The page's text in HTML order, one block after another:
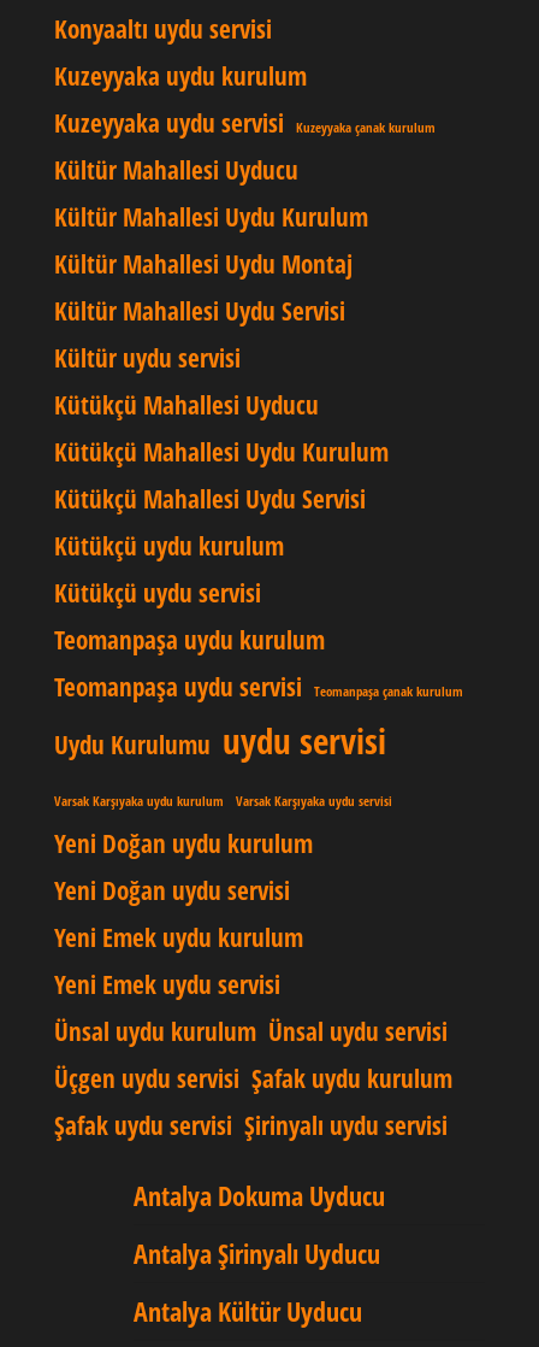
Konyaaltı uydu servisi
Kuzeyyaka uydu kurulum
Kuzeyyaka uydu servisi
Kuzeyyaka çanak kurulum
Kültür Mahallesi Uyducu
Kültür Mahallesi Uydu Kurulum
Kültür Mahallesi Uydu Montaj
Kültür Mahallesi Uydu Servisi
Kültür uydu servisi
Kütükçü Mahallesi Uyducu
Kütükçü Mahallesi Uydu Kurulum
Kütükçü Mahallesi Uydu Servisi
Kütükçü uydu kurulum
Kütükçü uydu servisi
Teomanpaşa uydu kurulum
Teomanpaşa uydu servisi
Teomanpaşa çanak kurulum
Uydu Kurulumu uydu servisi
Varsak Karşıyaka uydu kurulum Varsak Karşıyaka uydu servisi
Yeni Doğan uydu kurulum
Yeni Doğan uydu servisi
Yeni Emek uydu kurulum
Yeni Emek uydu servisi
Ünsal uydu kurulum Ünsal uydu servisi
Üçgen uydu servisi Şafak uydu kurulum
Şafak uydu servisi Şirinyalı uydu servisi
Antalya Dokuma Uyducu
Antalya Şirinyalı Uyducu
Antalya Kültür Uyducu